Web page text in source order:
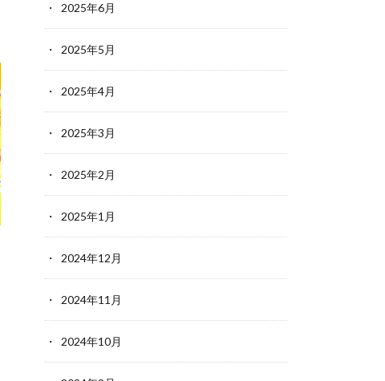
2025年6月
2025年5月
2025年4月
2025年3月
2025年2月
2025年1月
2024年12月
2024年11月
2024年10月